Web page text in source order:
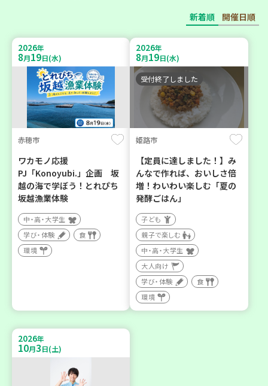
新着順 開催日順
2026年
8月19日(水)
赤穂市
ワカモノ応援
PJ「Konoyubi.」企画 坂
越の海で学ぼう！とれぴち
坂越漁業体験
中・高・大学生
学び・体験
食
環境
2026年
8月19日(水)
受付終了しました
姫路市
【定員に達しました！】み
んなで作れば、おいしさ倍
増！わいわい楽しむ「夏の
発酵ごはん」
子ども
親子で楽しむ
中・高・大学生
大人向け
学び・体験
食
環境
2026年
10月3日(土)